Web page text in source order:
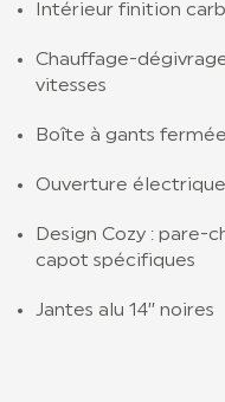
Intérieur finition
Chauffage-
vitesses
Boîte à gants fermée
Ouverture
Design Cozy : pare-
capot spécifiques
Jantes alu 14’’ noires